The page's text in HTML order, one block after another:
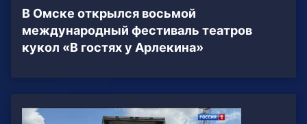
В Омске открылся восьмой
международный фестиваль театров
кукол «В гостях у Арлекина»